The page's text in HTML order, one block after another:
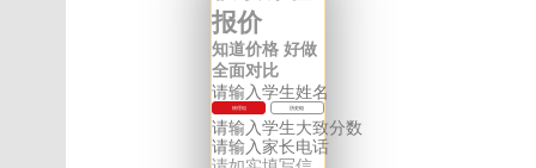
报价
知道价格 好做
全面对比
物理组 历史组